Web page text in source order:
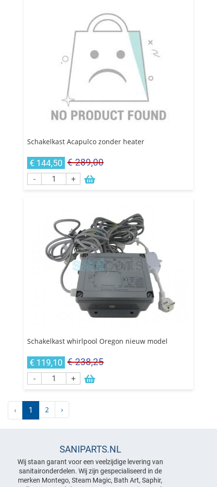
Schakelkast Acapulco zonder heater
€ 144,50 € 289,00
- +
Schakelkast whirlpool Oregon nieuw model
€ 119,10 € 238,25
- +
‹ 1 2 ›
SANIPARTS.NL
Wij staan garant voor een veelzijdige levering van
sanitaironderdelen. Wij zijn gespecialiseerd in de
merken Montego, Steam Magic, Bath Art, Saphir,